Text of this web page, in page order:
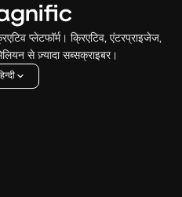
प्लेटफॉर्म। क्रिएटिव, एंटरप्राइजेज,
से ज़्यादा सब्सक्राइबर।